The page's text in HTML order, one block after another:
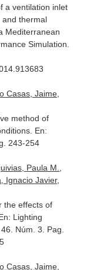
a ventilation inlet
and thermal
Mediterranean
Simulation
Casas, Jaime,
method of
En:
243-254
Paula M.,
Ignacio Javier,
the effects of
Lighting
Núm. 3. Pag.
Casas, Jaime,